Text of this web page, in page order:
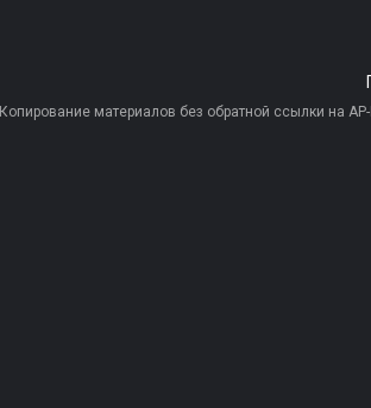
Копирование материалов без обратной ссылки на